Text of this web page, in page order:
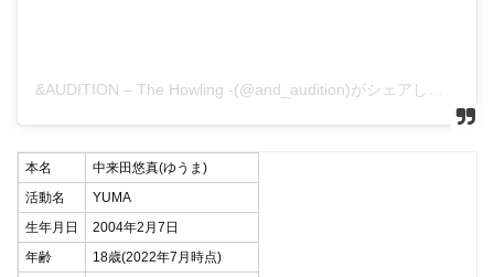
本名
中来田悠真(ゆうま)
活動名
YUMA
生年月日
2004年2月7日
年齢
18歳(2022年7月時点)